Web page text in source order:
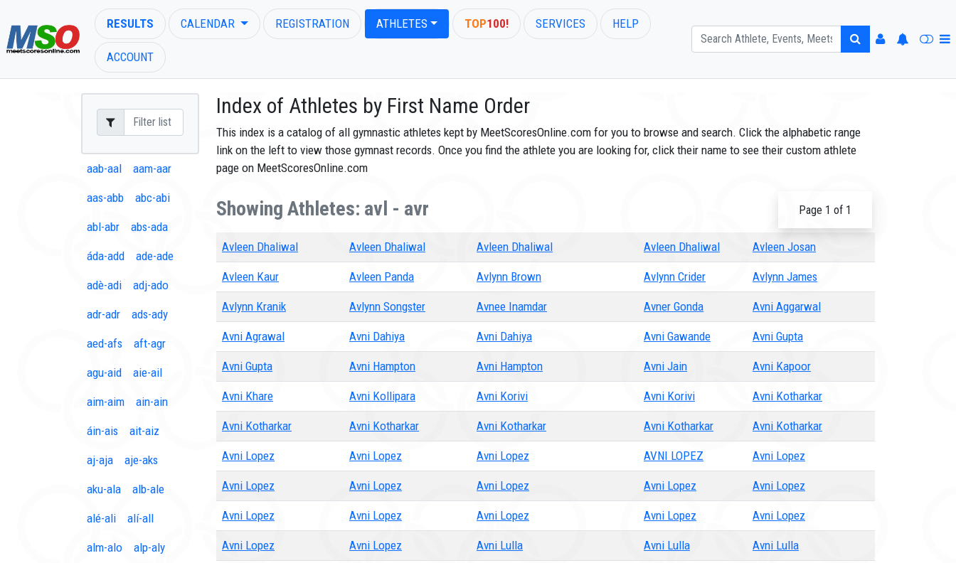
RESULTS CALENDAR REGISTRATION ATHLETES TOP100! SERVICES HELP
ACCOUNT
ENTER SEARCH ABOVE
aab-aal aam-aar
aas-abb abc-abi
abl-abr abs-ada
áda-add ade-ade
adè-adi adj-ado
adr-adr ads-ady
aed-afs aft-agr
agu-aid aie-ail
aim-aim ain-ain
áin-ais ait-aiz
aj-aja aje-aks
aku-ala alb-ale
alé-ali alí-all
alm-alo alp-aly
Index of Athletes by First Name Order
This index is a catalog of all gymnastic athletes kept by MeetScoresOnline.com for you to browse and search. Click the alphabetic range
link on the left to view those gymnast records. Once you find the athlete you are looking for, click their name to see their custom athlete
page on MeetScoresOnline.com
Page 1 of 1
Showing Athletes: avl - avr
Avleen Dhaliwal Avleen Dhaliwal Avleen Dhaliwal Avleen Dhaliwal Avleen Josan
Avleen Kaur Avleen Panda Avlynn Brown Avlynn Crider Avlynn James
Avlynn Kranik Avlynn Songster Avnee Inamdar Avner Gonda Avni Aggarwal
Avni Agrawal Avni Dahiya Avni Dahiya Avni Gawande Avni Gupta
Avni Gupta Avni Hampton Avni Hampton Avni Jain Avni Kapoor
Avni Khare Avni Kollipara Avni Korivi Avni Korivi Avni Kotharkar
Avni Kotharkar Avni Kotharkar Avni Kotharkar Avni Kotharkar Avni Kotharkar
Avni Lopez Avni Lopez Avni Lopez AVNI LOPEZ Avni Lopez
Avni Lopez Avni Lopez Avni Lopez Avni Lopez Avni Lopez
Avni Lopez Avni Lopez Avni Lopez Avni Lopez Avni Lopez
Avni Lopez Avni Lopez Avni Lulla Avni Lulla Avni Lulla